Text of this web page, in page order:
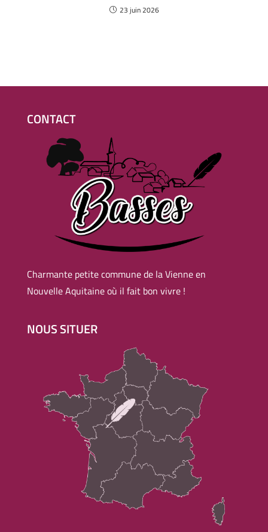
23 juin 2026
CONTACT
Charmante petite commune de la Vienne en
Nouvelle Aquitaine où il fait bon vivre !
NOUS SITUER